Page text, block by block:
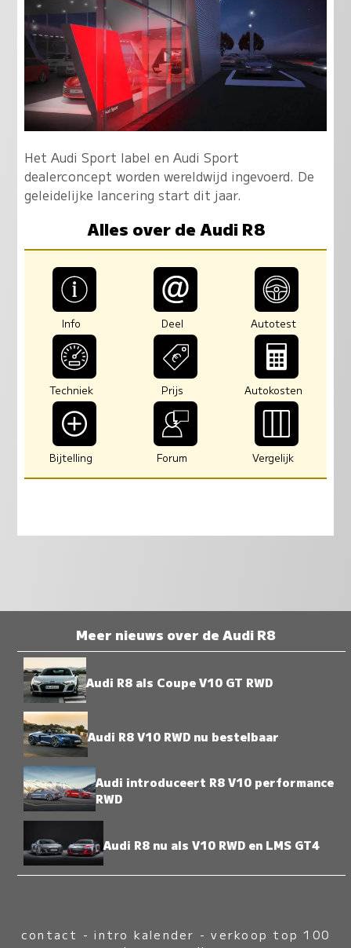
Het Audi Sport label en Audi Sport
dealerconcept worden wereldwijd ingevoerd. De
geleidelijke lancering start dit jaar.
Alles over de Audi R8
Info Deel Autotest
Techniek Prijs Autokosten
Bijtelling Forum Vergelijk
Meer nieuws over de Audi R8
Audi R8 als Coupe V10 GT RWD
Audi R8 V10 RWD nu bestelbaar
Audi introduceert R8 V10 performance
RWD
Audi R8 nu als V10 RWD en LMS GT4
contact -intro kalender -verkoop top 100